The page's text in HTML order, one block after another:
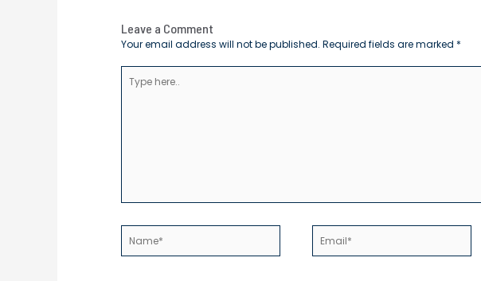
Leave a Comment
Your email address will not be published. Required fields are marked *
here..